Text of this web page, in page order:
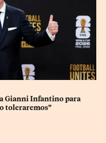
Gianni Infantino para
toleraremos”